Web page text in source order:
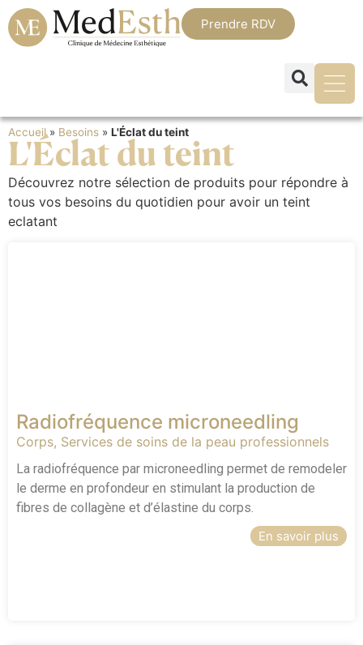
Prendre RDV
Accueil» Besoins » L'Éclat du teint
L'Éclat du teint
Découvrez notre sélection de produits pour répondre à
tous vos besoins du quotidien pour avoir un teint
eclatant
Radiofréquence microneedling
Corps, Services de soins de la peau professionnels
La radiofréquence par microneedling permet de remodeler
le derme en profondeur en stimulant la production de
fibres de collagène et d’élastine du corps.
En savoir plus